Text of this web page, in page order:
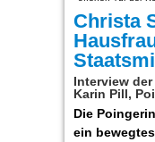
Christa
Interview
Karin Pill,
Die
ein